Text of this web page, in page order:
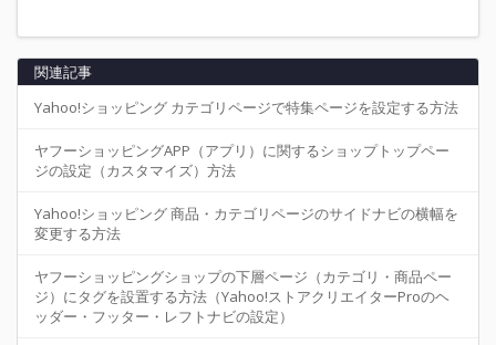
関連記事
Yahoo!ショッピング カテゴリページで特集ページを設定する方法
ヤフーショッピングAPP（アプリ）に関するショップトップペー
ジの設定（カスタマイズ）方法
Yahoo!ショッピング 商品・カテゴリページのサイドナビの横幅を
変更する方法
ヤフーショッピングショップの下層ページ（カテゴリ・商品ペー
ジ）にタグを設置する方法（Yahoo!ストアクリエイターProのヘ
ッダー・フッター・レフトナビの設定）